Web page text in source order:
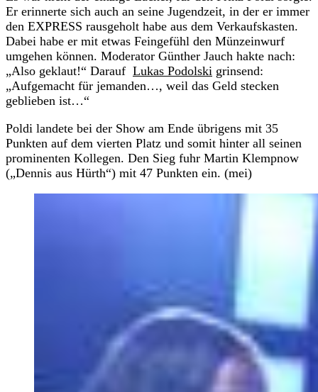
Er erinnerte sich auch an seine Jugendzeit, in der er immer
den EXPRESS rausgeholt habe aus dem Verkaufskasten.
Dabei habe er mit etwas Feingefühl den Münzeinwurf
umgehen können. Moderator Günther Jauch hakte nach:
„Also geklaut!“ Darauf Lukas Podolski grinsend:
„Aufgemacht für jemanden…, weil das Geld stecken
geblieben ist…“
Poldi landete bei der Show am Ende übrigens mit 35
Punkten auf dem vierten Platz und somit hinter all seinen
prominenten Kollegen. Den Sieg fuhr Martin Klempnow
(„Dennis aus Hürth“) mit 47 Punkten ein. (mei)